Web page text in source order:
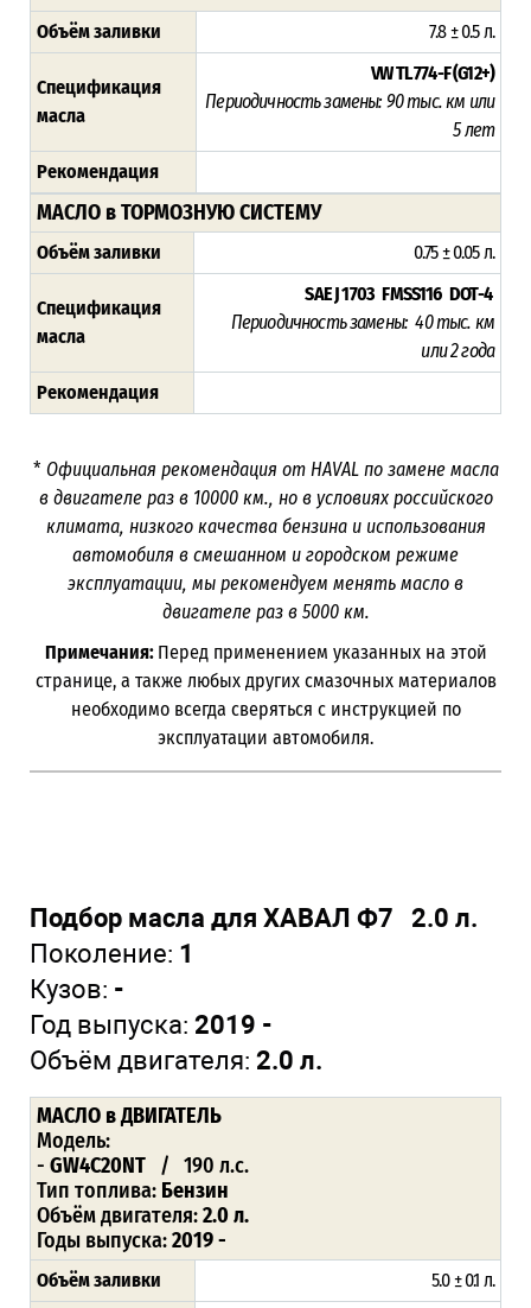
Объём заливки 7.8 ± 0.5 л.
Спецификация
масла
VW TL 774-F (G12+)
Периодичность замены: 90 тыс. км или
5 лет
Рекомендация
МАСЛО в ТОРМОЗНУЮ СИСТЕМУ
Объём заливки 0.75 ± 0.05 л.
Спецификация
масла
SAE J 1703 FMSS116 DOT-4
Периодичность замены: 40 тыс. км
или2 года
Рекомендация
* Официальная рекомендация от HAVAL по замене масла
в двигателе раз в 10000 км., но в условиях российского
климата, низкого качества бензина и использования
автомобиля в смешанном и городском режиме
эксплуатации, мы рекомендуем менять масло в
двигателе раз в 5000км.
Примечания: Перед применением указанных на этой
странице, а также любых других смазочных материалов
необходимо всегда сверяться с инструкцией по
эксплуатации автомобиля.
Подбор масла для ХАВАЛ Ф7 2.0 л.
Поколение: 1
Кузов: -
Год выпуска: 2019 -
Объём двигателя: 2.0 л.
МАСЛО в ДВИГАТЕЛЬ
Модель:
- GW4C20NT / 190 л.с.
Тип топлива: Бензин
Объём двигателя:2.0 л.
Годы выпуска:2019 -
Объём заливки 5.0 ± 0.1 л.